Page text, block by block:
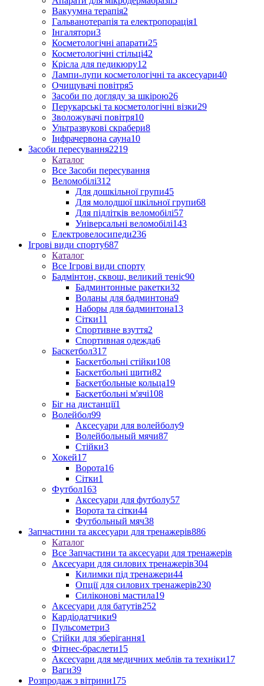
Вакуумна терапія2
Гальванотерапія та електропорація1
Інгалятори3
Косметологічні апарати25
Косметологічні стільці42
Крісла для педикюру12
Лампи-лупи косметологічні та аксесуари40
Очищувачі повітря5
Засоби по догляду за шкірою26
Перукарські та косметологічні візки29
Зволожувачі повітря10
Ультразвукові скрабери8
Інфрачервона сауна10
Засоби пересування2219
Каталог
Все Засоби пересування
Веломобілі312
Для дошкільної групи45
Для молодшої шкільної групи68
Для підлітків веломобілі57
Універсальні веломобілі143
Електровелосипеди236
Ігрові види спорту687
Каталог
Все Ігрові види спорту
Бадмінтон, сквош, великий теніс90
Бадминтонные ракетки32
Воланы для бадминтона9
Наборы для бадминтона13
Сітки11
Спортивне взуття2
Спортивная одежда6
Баскетбол317
Баскетбольні стійки108
Баскетбольні щити82
Баскетбольные кольца19
Баскетбольні м'ячі108
Біг на дистанції1
Волейбол99
Аксесуари для волейболу9
Волейбольный мячи87
Стійки3
Хокей17
Ворота16
Сітки1
Футбол163
Аксесуари для футболу57
Ворота та сітки44
Футбольный мяч38
Запчастини та аксесуари для тренажерів886
Каталог
Все Запчастини та аксесуари для тренажерів
Аксесуари для силових тренажерів304
Килимки під тренажери44
Опції для силових тренажерів230
Силіконові мастила19
Аксесуари для батутів252
Кардіодатчики9
Пульсометри3
Стійки для зберігання1
Фітнес-браслети15
Аксесуари для медичних меблів та техніки17
Ваги39
Розпродаж з вітрини175